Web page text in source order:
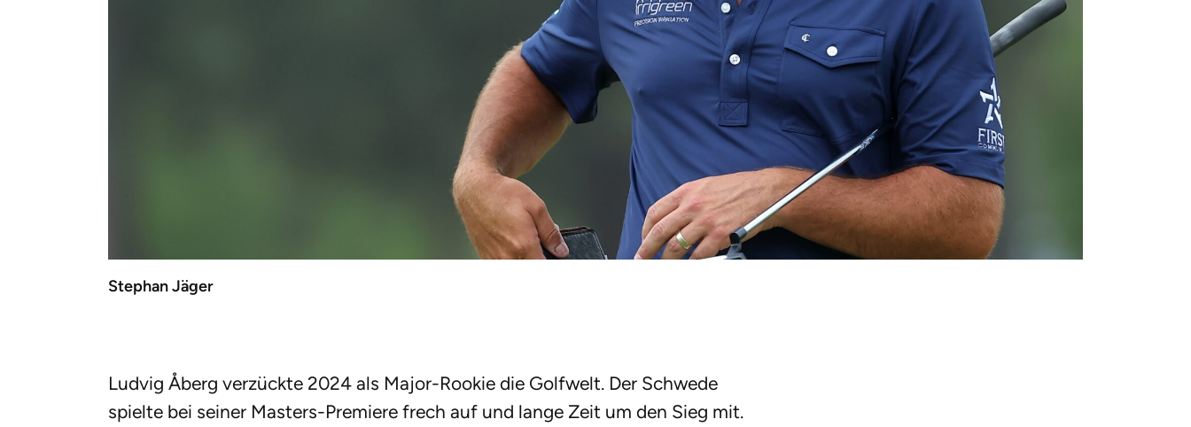
Stephan Jäger
Ludvig Åberg verzückte 2024 als Major-Rookie die Golfwelt. Der Schwede
spielte bei seiner Masters-Premiere frech auf und lange Zeit um den Sieg mit.